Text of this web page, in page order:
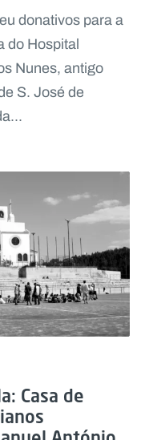
donativos para a
do Hospital
Nunes, antigo
S. José de
Casa de